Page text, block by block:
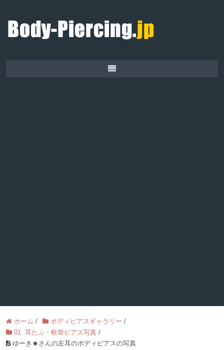
ホーム / ボディピアスギャラリー /
01. 耳たぶ・軟骨ピアス写真 /
ゆーき★さんの左耳のボディピアスの写真